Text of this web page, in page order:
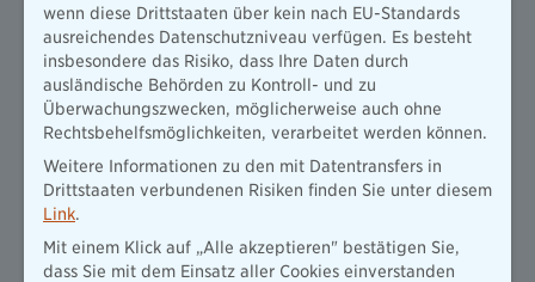
Michelle Bela
Innendienst
geb. 18.01.1994
seit April 2022 im Unternehmen
Motto: Nicht ohne meinen Hund!
Hobbies: Hunde
marcbenno.weller@diebayerische.de
wenn diese Drittstaaten über kein nach EU-Standards
ausreichendes Datenschutzniveau verfügen. Es besteht
insbesondere das Risiko, dass Ihre Daten durch
ausländische Behörden zu Kontroll- und zu
Überwachungszwecken, möglicherweise auch ohne
Rechtsbehelfsmöglichkeiten, verarbeitet werden können.
Weitere Informationen zu den mit Datentransfers in
Drittstaaten verbundenen Risiken finden Sie unter diesem
Link.
Mit einem Klick auf „Alle akzeptieren" bestätigen Sie,
dass Sie mit dem Einsatz aller Cookies einverstanden